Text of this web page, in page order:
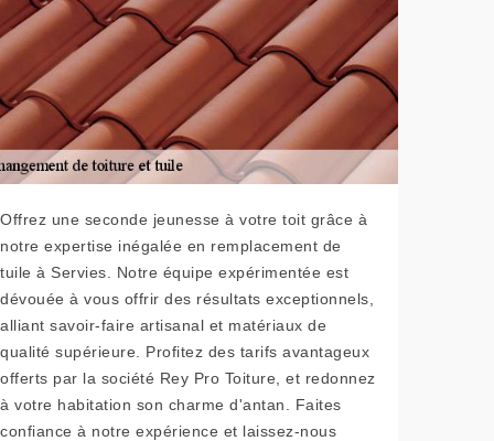
Offrez une seconde jeunesse à votre toit grâce à
notre expertise inégalée en remplacement de
tuile à Servies. Notre équipe expérimentée est
dévouée à vous offrir des résultats exceptionnels,
alliant savoir-faire artisanal et matériaux de
qualité supérieure. Profitez des tarifs avantageux
offerts par la société Rey Pro Toiture, et redonnez
à votre habitation son charme d'antan. Faites
confiance à notre expérience et laissez-nous